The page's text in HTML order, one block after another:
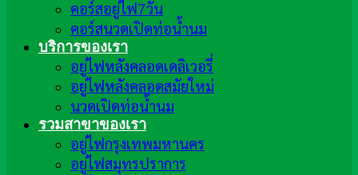
คอร์สอยู่ไฟ7วัน
คอร์สนวดเปิดท่อน้ำนม
บริการของเรา
อยู่ไฟหลังคลอดเดลิเวอรี่
อยู่ไฟหลังคลอดสมัยใหม่
นวดเปิดท่อน้ำนม
รวมสาขาของเรา
อยู่ไฟกรุงเทพมหานคร
อยู่ไฟสมุทรปราการ